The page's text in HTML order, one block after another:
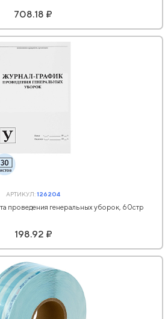
708.18 ₽
АРТИКУЛ:126204
проведения генеральных уборок, 60стр
198.92 ₽